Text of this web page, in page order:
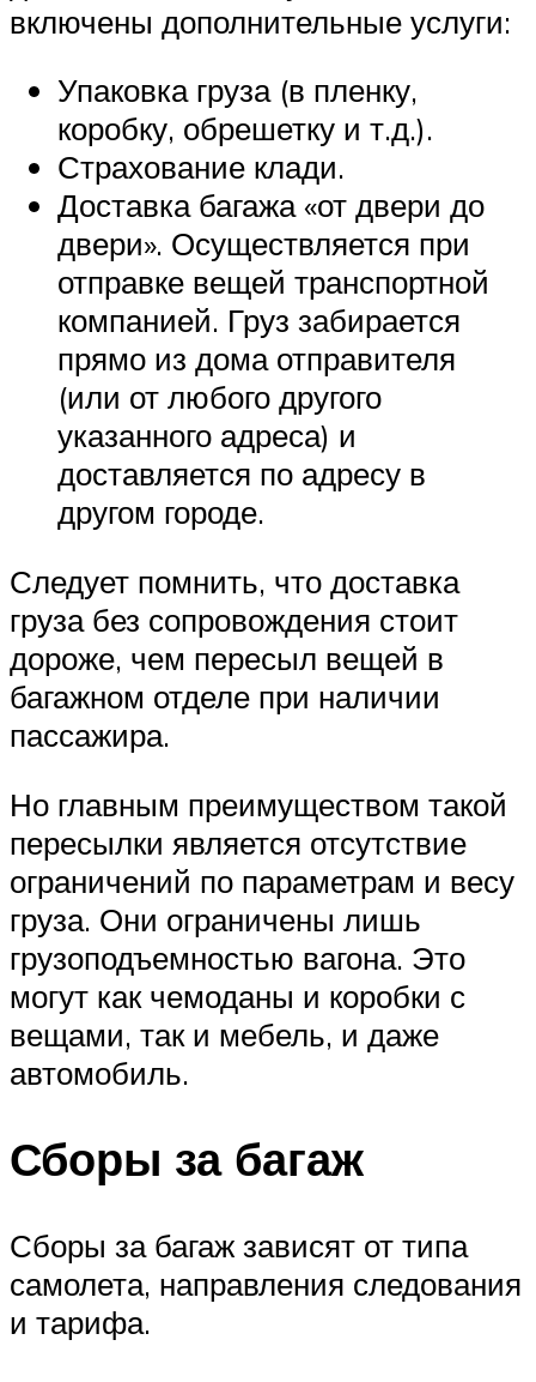
включены дополнительные услуги:
Упаковка груза (в пленку,
коробку, обрешетку и т.д.).
Страхование клади.
Доставка багажа «от двери до
двери». Осуществляется при
отправке вещей транспортной
компанией. Груз забирается
прямо из дома отправителя
(или от любого другого
указанного адреса) и
доставляется по адресу в
другом городе.
Следует помнить, что доставка
груза без сопровождения стоит
дороже, чем пересыл вещей в
багажном отделе при наличии
пассажира.
Но главным преимуществом такой
пересылки является отсутствие
ограничений по параметрам и весу
груза. Они ограничены лишь
грузоподъемностью вагона. Это
могут как чемоданы и коробки с
вещами, так и мебель, и даже
автомобиль.
Сборы за багаж
Сборы за багаж зависят от типа
самолета, направления следования
и тарифа.